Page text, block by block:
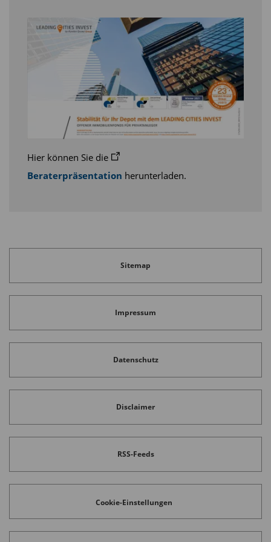
Hier können Sie die
Beraterpräsentation herunterladen.
Sitemap
Impressum
Datenschutz
Disclaimer
RSS-Feeds
Cookie-Einstellungen